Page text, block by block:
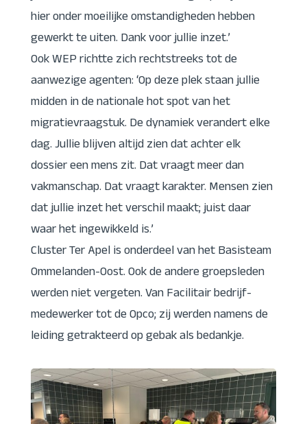
hier onder moeilijke omstandigheden hebben
gewerkt te uiten. Dank voor jullie inzet.’
Ook WEP richtte zich rechtstreeks tot de
aanwezige agenten: ‘Op deze plek staan jullie
midden in de nationale hot spot van het
migratievraagstuk. De dynamiek verandert elke
dag. Jullie blijven altijd zien dat achter elk
dossier een mens zit. Dat vraagt meer dan
vakmanschap. Dat vraagt karakter. Mensen zien
dat jullie inzet het verschil maakt; juist daar
waar het ingewikkeld is.’
Cluster Ter Apel is onderdeel van het Basisteam
Ommelanden-Oost. Ook de andere groepsleden
werden niet vergeten. Van Facilitair bedrijf-
medewerker tot de Opco; zij werden namens de
leiding getrakteerd op gebak als bedankje.